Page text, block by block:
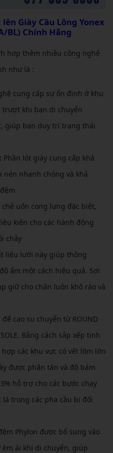
lên Giày Cầu Lông Yonex
BL) Chính Hãng
hợp thêm nhiều công nghệ
như là :
cung cấp sự ổn định ở khu
khi bạn di chuyển
giúp bạn duy trì trạng thái
Phần lót giày cung cấp khả
nén nhanh chóng và khả
chế uốn cong lưng đặc biệt,
kiện cho các hành động
chảy
liệu lưới này giúp thông
ẩm một cách hiệu quả. Sợi
giữ cho chân luôn khô ráo và
đế cao su chuyển từ ROUND
Bằng cách sắp xếp tinh
các khu vực có vết lõm lớn
được phân tán và độ bám
hỗ trợ cho các bước chạy
trong các pha cầu bị đối
Phylon được bổ sung vào
ái khi di chuyển, giúp